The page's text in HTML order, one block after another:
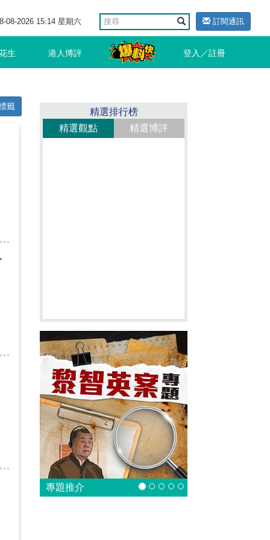
08-2026 15:14 星期六 訂閱通訊
生 港人博評 登入／註冊
籤
精選排行榜
精選觀點
精選博評
專題推介